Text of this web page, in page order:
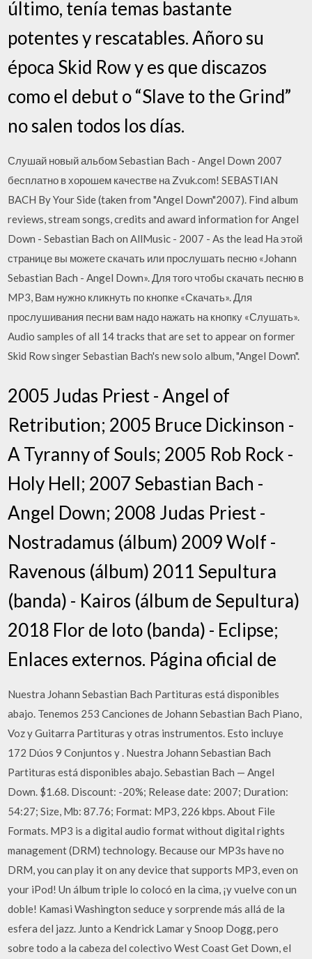
último, tenía temas bastante
potentes y rescatables. Añoro su
época Skid Row y es que discazos
como el debut o “Slave to the Grind”
no salen todos los días.
Слушай новый альбом Sebastian Bach - Angel Down 2007
бесплатно в хорошем качестве на Zvuk.com! SEBASTIAN
BACH By Your Side (taken from "Angel Down"2007). Find album
reviews, stream songs, credits and award information for Angel
Down - Sebastian Bach on AllMusic - 2007 - As the lead На этой
странице вы можете скачать или прослушать песню «Johann
Sebastian Bach - Angel Down». Для того чтобы скачать песню в
MP3, Вам нужно кликнуть по кнопке «Скачать». Для
прослушивания песни вам надо нажать на кнопку «Слушать».
Audio samples of all 14 tracks that are set to appear on former
Skid Row singer Sebastian Bach's new solo album, "Angel Down".
2005 Judas Priest - Angel of
Retribution; 2005 Bruce Dickinson -
A Tyranny of Souls; 2005 Rob Rock -
Holy Hell; 2007 Sebastian Bach -
Angel Down; 2008 Judas Priest -
Nostradamus (álbum) 2009 Wolf -
Ravenous (álbum) 2011 Sepultura
(banda) - Kairos (álbum de Sepultura)
2018 Flor de loto (banda) - Eclipse;
Enlaces externos. Página oficial de
Nuestra Johann Sebastian Bach Partituras está disponibles
abajo. Tenemos 253 Canciones de Johann Sebastian Bach Piano,
Voz y Guitarra Partituras y otras instrumentos. Esto incluye
172 Dúos 9 Conjuntos y . Nuestra Johann Sebastian Bach
Partituras está disponibles abajo. Sebastian Bach — Angel
Down. $1.68. Discount: -20%; Release date: 2007; Duration:
54:27; Size, Mb: 87.76; Format: MP3, 226 kbps. About File
Formats. MP3 is a digital audio format without digital rights
management (DRM) technology. Because our MP3s have no
DRM, you can play it on any device that supports MP3, even on
your iPod! Un álbum triple lo colocó en la cima, ¡y vuelve con un
doble! Kamasi Washington seduce y sorprende más allá de la
esfera del jazz. Junto a Kendrick Lamar y Snoop Dogg, pero
sobre todo a la cabeza del colectivo West Coast Get Down, el